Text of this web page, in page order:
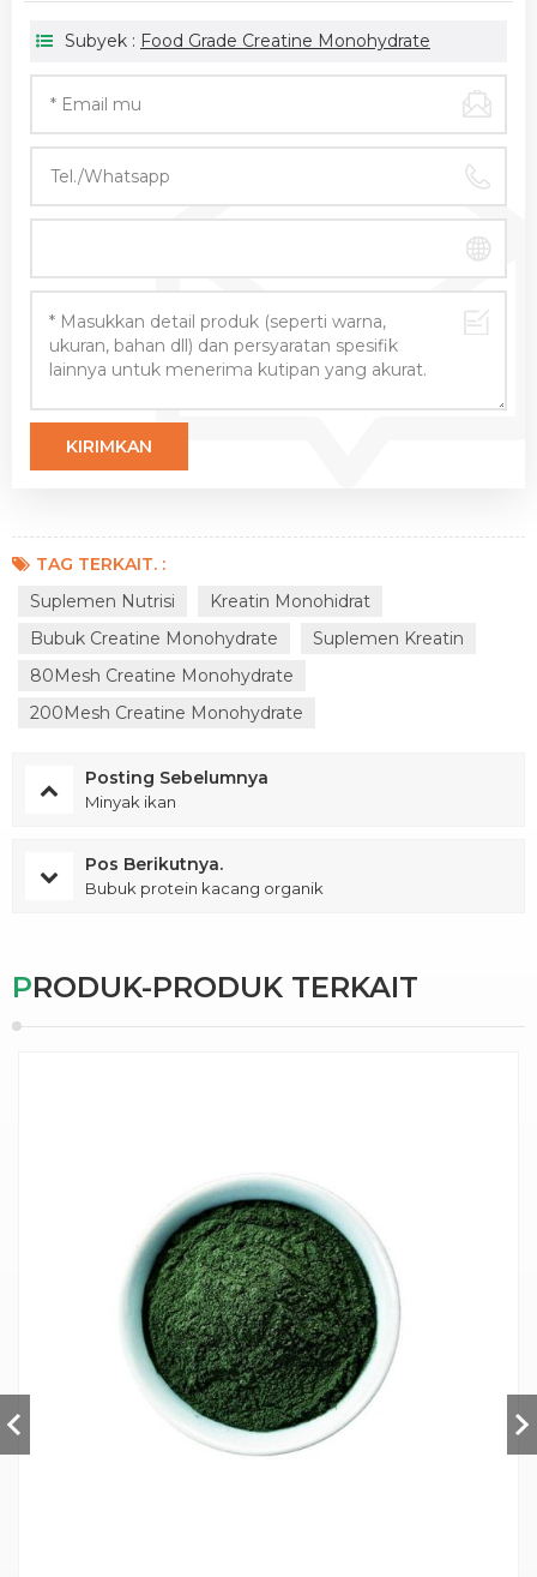
Subyek : Food Grade Creatine Monohydrate
TAG TERKAIT. :
Suplemen Nutrisi
Kreatin Monohidrat
Bubuk Creatine Monohydrate
Suplemen Kreatin
80Mesh Creatine Monohydrate
200Mesh Creatine Monohydrate
Posting Sebelumnya
Minyak ikan
Pos Berikutnya.
Bubuk protein kacang organik
PRODUK-PRODUK TERKAIT